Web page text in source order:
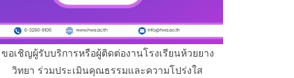
ขอเชิญผู้รับบริการหรือผู้ติดต่องานโรงเรียนห้วยยาง
วิทยา ร่วมประเมินคุณธรรมและความโปร่งใส